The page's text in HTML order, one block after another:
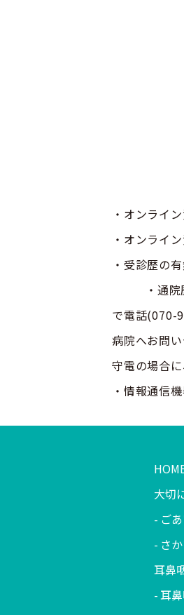
・オンライ
・オンライ
・受診歴の
・通院歴
で電話(070-
病院へお問
守電の場合
・情報通信
大切
ご
さ
耳鼻
耳